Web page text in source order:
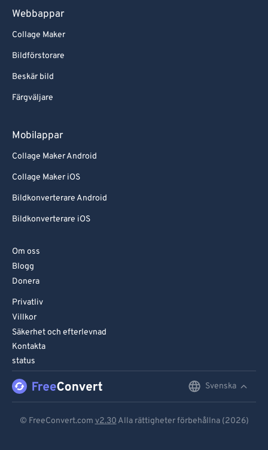
Webbappar
Collage Maker
Bildförstorare
Beskär bild
Färgväljare
Mobilappar
Collage Maker Android
Collage Maker iOS
Bildkonverterare Android
Bildkonverterare iOS
Om oss
Blogg
Donera
Privatliv
Villkor
Säkerhet och efterlevnad
Kontakta
status
Svenska
© FreeConvert.com v2.30 Alla rättigheter förbehållna (2026)